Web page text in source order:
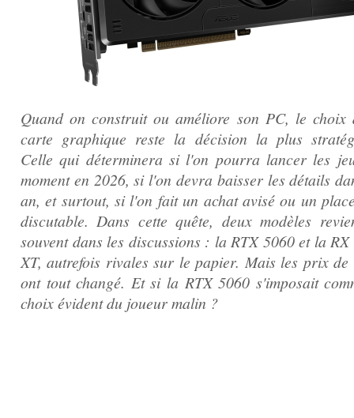
Quand on construit ou améliore son PC, le choix
carte graphique reste la décision la plus
Celle qui déterminera si l'on pourra lancer les
moment en 2026, si l'on devra baisser les détails
an, et surtout, si l'on fait un achat avisé ou un
discutable. Dans cette quête, deux modèles
souvent dans les discussions : la RTX 5060 et la
XT, autrefois rivales sur le papier. Mais les prix de
ont tout changé. Et si la RTX 5060 s'imposait
choix évident du joueur malin ?